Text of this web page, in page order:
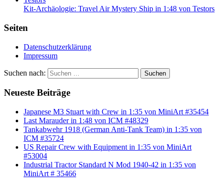
Kit-Archäologie: Travel Air Mystery Ship in 1:48 von Testors
Seiten
Datenschutzerklärung
Impressum
Suchen nach: Suchen
Neueste Beiträge
Japanese M3 Stuart with Crew in 1:35 von MiniArt #35454
Last Marauder in 1:48 von ICM #48329
Tankabwehr 1918 (German Anti-Tank Team) in 1:35 von
ICM #35724
US Repair Crew with Equipment in 1:35 von MiniArt
#53004
Industrial Tractor Standard N Mod 1940-42 in 1:35 von
MiniArt # 35466